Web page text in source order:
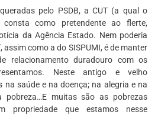
pelo PSDB, a CUT (a qual o
como pretendente ao flerte,
da Agência Estado. Nem poderia
assim como a do SISPUMI, é de manter
relacionamento duradouro com os
Neste antigo e velho
saúde e na doença; na alegria e na
pobreza…E muitas são as pobrezas
propriedade que estamos nesse